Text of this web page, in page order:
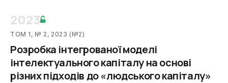
2023
ТОМ 1, № 2, 2023 (№2)
Розробка інтегрованої моделі
інтелектуального капіталу на основі
різних підходів до «людського капіталу»